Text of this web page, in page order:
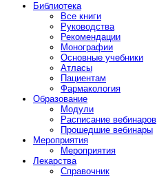
Библиотека
Все книги
Руководства
Рекомендации
Монографии
Основные учебники
Атласы
Пациентам
Фармакология
Образование
Модули
Расписание вебинаров
Прошедшие вебинары
Мероприятия
Мероприятия
Лекарства
Справочник